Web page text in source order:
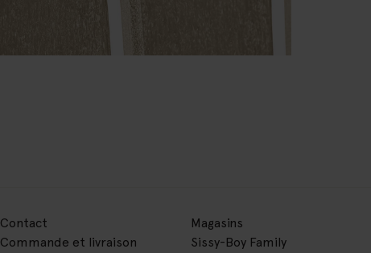
Contact
Commande et livraison
Magasins
Sissy-Boy Family